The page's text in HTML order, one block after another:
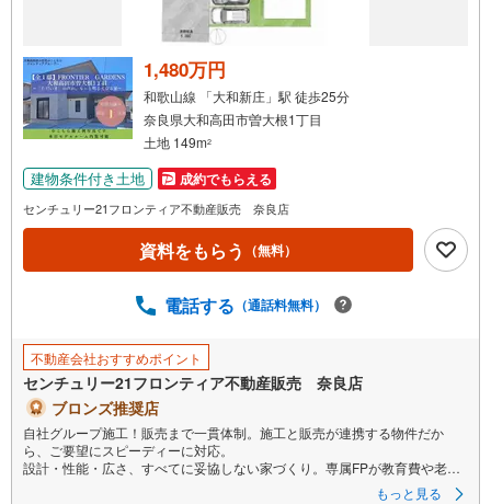
1,480万円
和歌山線 「大和新庄」駅 徒歩25分
奈良県大和高田市曽大根1丁目
土地 149m2
建物条件付き土地 成約でもらえる
センチュリー21フロンティア不動産販売 奈良店
資料をもらう （無料）
電話する （通話料無料）
不動産会社おすすめポイント
センチュリー21フロンティア不動産販売 奈良店
ブロンズ推奨店
自社グループ施工！販売まで一貫体制。施工と販売が連携する物件だか
ら、ご要望にスピーディーに対応。
設計・性能・広さ、すべてに妥協しない家づくり。専属FPが教育費や老後
もっと見る